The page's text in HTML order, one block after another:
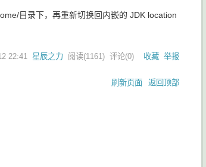
目录下，再重新切换回内嵌的 JDK location
22:41 星辰之力 阅读(1161) 评论(0) 收藏 举报
刷新页面 返回顶部